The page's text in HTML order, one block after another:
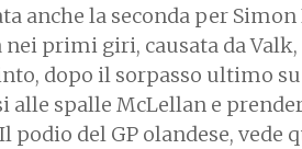
anche la seconda per
primi giri, causata da
dopo il sorpasso ultimo su
alle spalle McLellan e
podio del GP olandese, vede